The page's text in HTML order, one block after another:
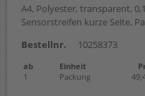
A4, Polyester, transparent,
Sensorstreifen kurze Seite,
Bestellnr.
10258373
ab Einheit
1
Packung